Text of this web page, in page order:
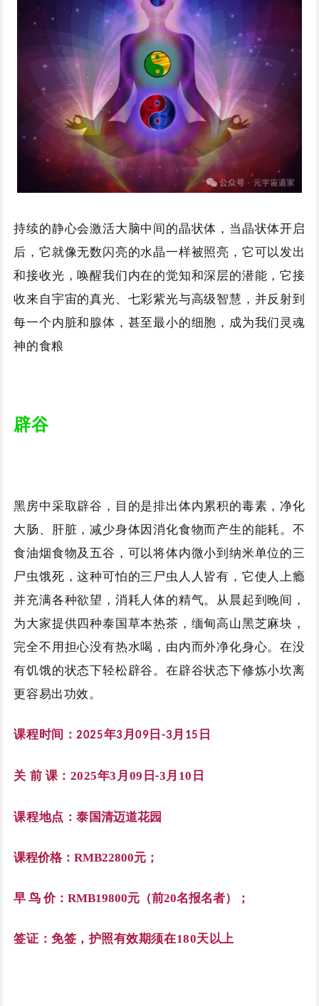
持续的静心会激活大脑中间的晶状体，当晶状体开启
后，它就像无数闪亮的水晶一样被照亮，它可以发出
和接收光，唤醒我们内在的觉知和深层的潜能，它接
收来自宇宙的真光、七彩紫光与高级智慧，并反射到
每一个内脏和腺体，甚至最小的细胞，成为我们灵魂
神的食粮
辟谷
黑房中采取辟谷，目的是排出体内累积的毒素，净化
大肠、肝脏，减少身体因消化食物而产生的能耗。不
食油烟食物及五谷，可以将体内微小到纳米单位的三
尸虫饿死，这种可怕的三尸虫人人皆有，它使人上瘾
并充满各种欲望，消耗人体的精气。从晨起到晚间，
为大家提供四种泰国草本热茶，缅甸高山黑芝麻块，
完全不用担心没有热水喝，由内而外净化身心。在没
有饥饿的状态下轻松辟谷。在辟谷状态下修炼小坎离
更容易出功效。
课程时间：2025年3月09 日 -3月 15 日
关 前 课：2025年3月09日-3月10日
课程地点：泰国清迈道花园
课程价格：RMB22800元；
早 鸟 价：RMB19800元（前20名报名者）；
签证：免签，护照有效期须在180天以上